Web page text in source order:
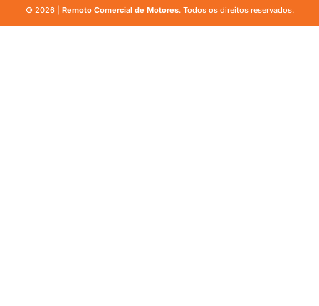
© 2026 | Remoto Comercial de Motores. Todos os direitos reservados.